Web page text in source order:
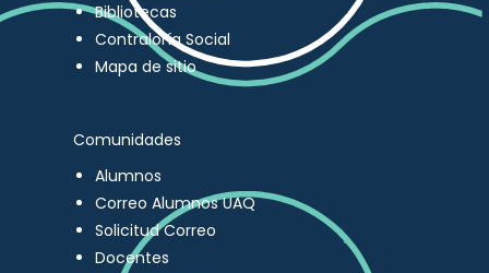
Bibliotecas
Contraloría Social
Mapa de sitio
Comunidades
Alumnos
Correo Alumnos UAQ
Solicitud Correo
Docentes